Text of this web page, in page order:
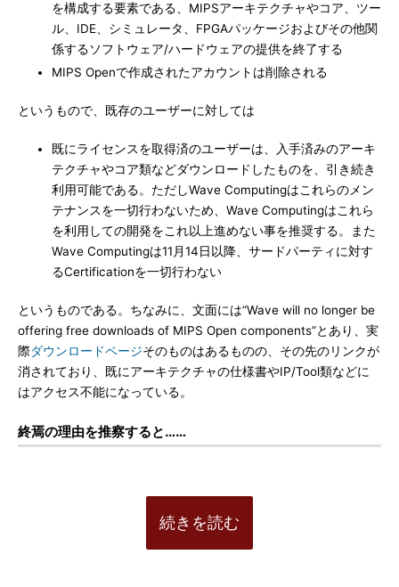
を構成する要素である、MIPSアーキテクチャやコア、ツー
ル、IDE、シミュレータ、FPGAパッケージおよびその他関
係するソフトウェア/ハードウェアの提供を終了する
MIPS Openで作成されたアカウントは削除される
というもので、既存のユーザーに対しては
既にライセンスを取得済のユーザーは、入手済みのアーキ
テクチャやコア類などダウンロードしたものを、引き続き
利用可能である。ただしWave Computingはこれらのメン
テナンスを一切行わないため、Wave Computingはこれら
を利用しての開発をこれ以上進めない事を推奨する。また
Wave Computingは11月14日以降、サードパーティに対す
るCertificationを一切行わない
というものである。ちなみに、文面には“Wave will no longer be
offering free downloads of MIPS Open components”とあり、実
際ダウンロードページそのものはあるものの、その先のリンクが
消されており、既にアーキテクチャの仕様書やIP/Tool類などに
はアクセス不能になっている。
終焉の理由を推察すると……
続きを読む